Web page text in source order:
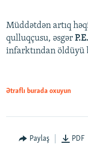
Müddətdən artıq
qulluqçusu, əsgər P.E.
infarktından
Ətraflı burada oxuyun
Paylaş PDF